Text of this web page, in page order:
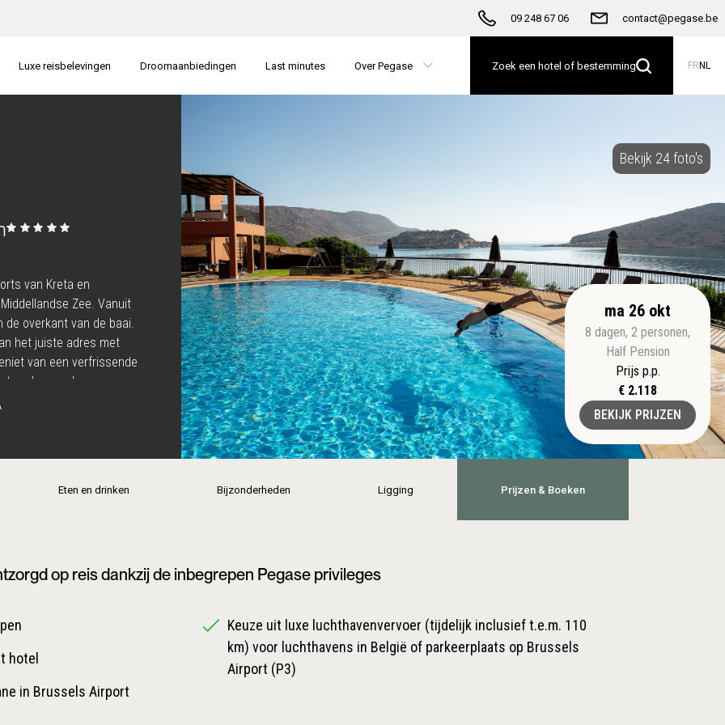
09 248 67 06 contact@pegase.be
Luxe reisbelevingen Droomaanbiedingen Last minutes Over Pegase Zoek een hotel of bestemming FR NL
Bekijk 24 foto's
van Kreta en
Zee. Vanuit
overkant van de baai.
het juiste adres met
van een verfrissende
vermaken uw
concept. Het
van zowel internationaal
‘Haute Living
ma 26 okt
8 dagen, 2 personen,
Half Pension
Prijs p.p.
€ 2.118
BEKIJK PRIJZEN
Eten en drinken Bijzonderheden Ligging Prijzen & Boeken
op reis dankzij de inbegrepen Pegase privileges
hotel
in Brussels Airport
Keuze uit luxe luchthavenvervoer (tijdelijk inclusief t.e.m. 110
km) voor luchthavens in België of parkeerplaats op Brussels
Airport (P3)